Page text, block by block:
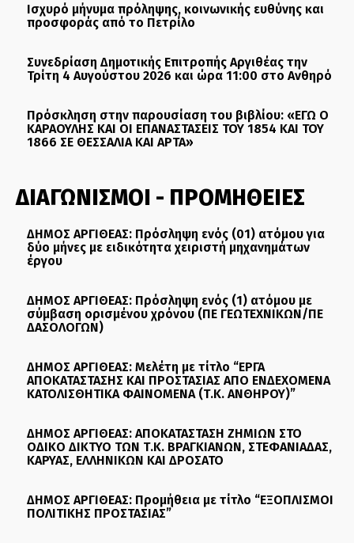
Ισχυρό μήνυμα πρόληψης, κοινωνικής ευθύνης και
προσφοράς από το Πετρίλο
Συνεδρίαση Δημοτικής Επιτροπής Αργιθέας την
Τρίτη 4 Αυγούστου 2026 και ώρα 11:00 στο Ανθηρό
Πρόσκληση στην παρουσίαση του βιβλίου: «ΕΓΩ Ο
ΚΑΡΑΟΥΛΗΣ ΚΑΙ ΟΙ ΕΠΑΝΑΣΤΑΣΕΙΣ ΤΟΥ 1854 ΚΑΙ ΤΟΥ
1866 ΣΕ ΘΕΣΣΑΛΙΑ ΚΑΙ ΑΡΤΑ»
ΔΙΑΓΩΝΙΣΜΟΙ - ΠΡΟΜΗΘΕΙΕΣ
ΔΗΜΟΣ ΑΡΓΙΘΕΑΣ: Πρόσληψη ενός (01) ατόμου για
δύο μήνες με ειδικότητα χειριστή μηχανημάτων
έργου
ΔΗΜΟΣ ΑΡΓΙΘΕΑΣ: Πρόσληψη ενός (1) ατόμου με
σύμβαση ορισμένου χρόνου (ΠΕ ΓΕΩΤΕΧΝΙΚΩΝ/ΠΕ
ΔΑΣΟΛΟΓΩΝ)
ΔΗΜΟΣ ΑΡΓΙΘΕΑΣ: Μελέτη με τίτλο “ΕΡΓΑ
ΑΠΟΚΑΤΑΣΤΑΣΗΣ ΚΑΙ ΠΡΟΣΤΑΣΙΑΣ ΑΠΟ ΕΝΔΕΧΟΜΕΝΑ
ΚΑΤΟΛΙΣΘΗΤΙΚΑ ΦΑΙΝΟΜΕΝΑ (Τ.Κ. ΑΝΘΗΡΟΥ)”
ΔΗΜΟΣ ΑΡΓΙΘΕΑΣ: ΑΠΟΚΑΤΑΣΤΑΣΗ ΖΗΜΙΩΝ ΣΤΟ
ΟΔΙΚΟ ΔΙΚΤΥΟ ΤΩΝ Τ.Κ. ΒΡΑΓΚΙΑΝΩΝ, ΣΤΕΦΑΝΙΑΔΑΣ,
ΚΑΡΥΑΣ, ΕΛΛΗΝΙΚΩΝ ΚΑΙ ΔΡΟΣΑΤΟ
ΔΗΜΟΣ ΑΡΓΙΘΕΑΣ: Προμήθεια με τίτλο “ΕΞΟΠΛΙΣΜΟΙ
ΠΟΛΙΤΙΚΗΣ ΠΡΟΣΤΑΣΙΑΣ”